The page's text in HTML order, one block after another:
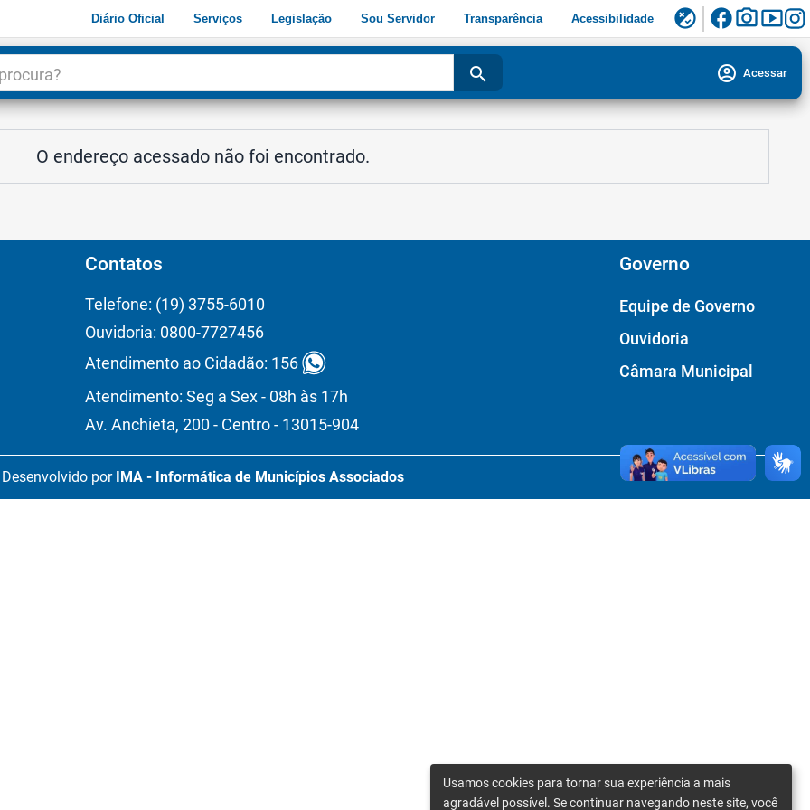
Diário Oficial Serviços Legislação Sou Servidor Transparência Acessibilidade flaky facebookphoto_camerasmart_display
search account_circle Acessar
O endereço acessado não foi encontrado.
Contatos
Telefone: (19) 3755-6010
Ouvidoria: 0800-7727456
Atendimento ao Cidadão: 156
Atendimento: Seg a Sex - 08h às 17h
Av. Anchieta, 200 - Centro - 13015-904
Governo
Equipe de Governo
Ouvidoria
Câmara Municipal
Desenvolvido por IMA - Informática de Municípios Associados
Usamos cookies para tornar sua experiência a mais
agradável possível. Se continuar navegando neste site, você